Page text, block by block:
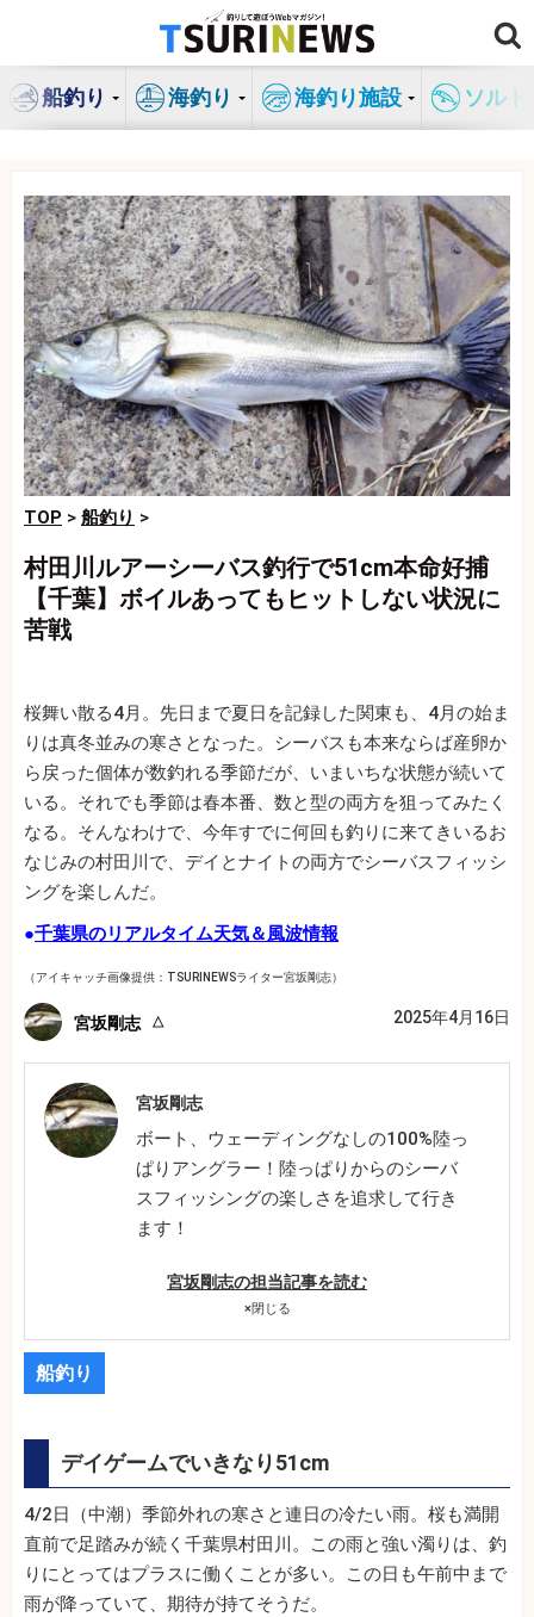
ン
船釣り 海釣り 海釣り施設 ソル
TOP > 船釣り >
村田川ルアーシーバス釣行で51cm本命好捕
【千葉】ボイルあってもヒットしない状況に
苦戦
桜舞い散る4月。先日まで夏日を記録した関東も、4月の始ま
りは真冬並みの寒さとなった。シーバスも本来ならば産卵か
ら戻った個体が数釣れる季節だが、いまいちな状態が続いて
いる。それでも季節は春本番、数と型の両方を狙ってみたく
なる。そんなわけで、今年すでに何回も釣りに来てきいるお
なじみの村田川で、デイとナイトの両方でシーバスフィッシ
ングを楽しんだ。
●千葉県のリアルタイム天気＆風波情報
（アイキャッチ画像提供：TSURINEWSライター宮坂剛志）
宮坂剛志 2025年4月16日
宮坂剛志
ボート、ウェーディングなしの100%陸っ
ぱりアングラー！陸っぱりからのシーバ
スフィッシングの楽しさを追求して行き
ます！
宮坂剛志の担当記事を読む
×閉じる
船釣り
デイゲームでいきなり51cm
4/2日（中潮）季節外れの寒さと連日の冷たい雨。桜も満開
直前で足踏みが続く千葉県村田川。この雨と強い濁りは、釣
りにとってはプラスに働くことが多い。この日も午前中まで
雨が降っていて、期待が持てそうだ。